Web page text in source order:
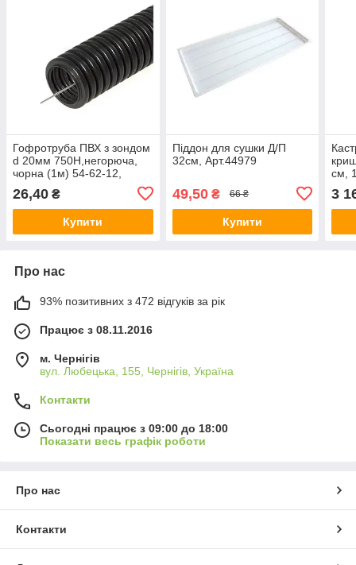
Гофротруба ПВХ з зондом
d 20мм 750Н,негорюча,
чорна (1м) 54-62-12,
26,40 ₴
Купити
Піддон для сушки Д/П
32см, Арт.44979
49,50₴ 66 ₴
Купити
см,
3
Про нас
93% позитивних з 472 відгуків за рік
Працює з 08.11.2016
м. Чернігів
вул. Любецька, 155, Чернігів, Україна
Контакти
Сьогодні працює з 09:00 до 18:00
Показати весь графік роботи
Про нас
Контакти